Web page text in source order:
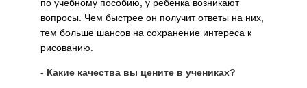
по учебному пособию, у ребенка возникают
вопросы. Чем быстрее он получит ответы на них,
тем больше шансов на сохранение интереса к
рисованию.
- Какие качества вы цените в учениках?